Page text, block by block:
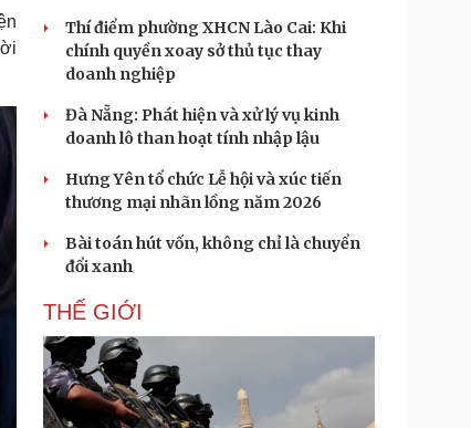
in
Podcast
Câu chuyện thời sự
Cửa sổ tình yêu
Kể chuyện cho bé
Thí điểm phường XHCN Lào Cai: Khi
chính quyền xoay sở thủ tục thay
doanh nghiệp
Đà Nẵng: Phát hiện và xử lý vụ kinh
doanh lô than hoạt tính nhập lậu
Hưng Yên tổ chức Lễ hội và xúc tiến
thương mại nhãn lồng năm 2026
Bài toán hút vốn, không chỉ là chuyển
đổi xanh
THẾ GIỚI